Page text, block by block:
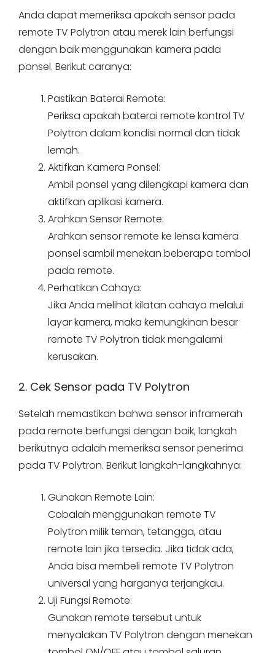
Anda dapat memeriksa apakah sensor pada
remote TV Polytron atau merek lain berfungsi
dengan baik menggunakan kamera pada
ponsel. Berikut caranya:
Pastikan Baterai Remote:
Periksa apakah baterai remote kontrol TV
Polytron dalam kondisi normal dan tidak
lemah.
Aktifkan Kamera Ponsel:
Ambil ponsel yang dilengkapi kamera dan
aktifkan aplikasi kamera.
Arahkan Sensor Remote:
Arahkan sensor remote ke lensa kamera
ponsel sambil menekan beberapa tombol
pada remote.
Perhatikan Cahaya:
Jika Anda melihat kilatan cahaya melalui
layar kamera, maka kemungkinan besar
remote TV Polytron tidak mengalami
kerusakan.
2. Cek Sensor pada TV Polytron
Setelah memastikan bahwa sensor inframerah
pada remote berfungsi dengan baik, langkah
berikutnya adalah memeriksa sensor penerima
pada TV Polytron. Berikut langkah-langkahnya:
Gunakan Remote Lain:
Cobalah menggunakan remote TV
Polytron milik teman, tetangga, atau
remote lain jika tersedia. Jika tidak ada,
Anda bisa membeli remote TV Polytron
universal yang harganya terjangkau.
Uji Fungsi Remote:
Gunakan remote tersebut untuk
menyalakan TV Polytron dengan menekan